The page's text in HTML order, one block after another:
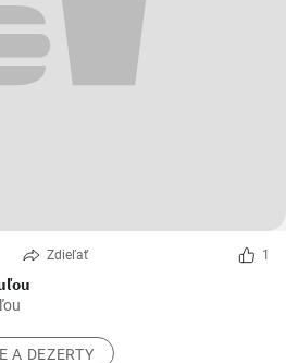
Zdieľať 1
A DEZERTY